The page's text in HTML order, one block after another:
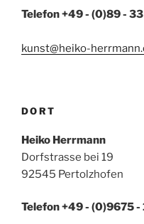
Telefon +49 - (0)89 -
kunst@heiko-
DORT
Heiko Herrmann
Dorfstrasse bei 19
92545 Pertolzhofen
Telefon +49 - (0)9675 -